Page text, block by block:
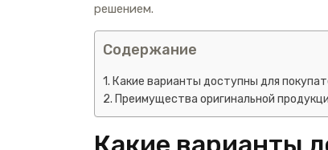
решением.
Содержание
Какие варианты доступны для
Преимущества оригинальной